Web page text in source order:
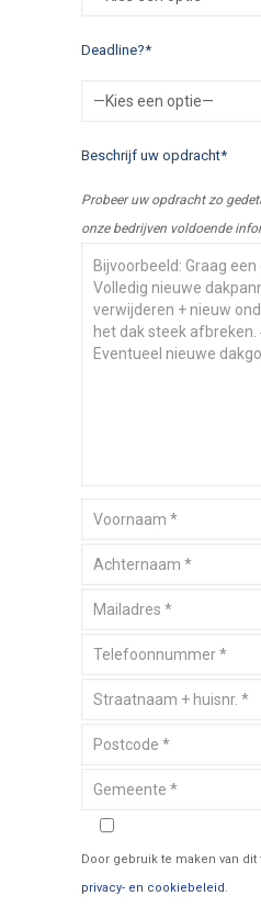
Deadline?*
Beschrijf uw opdracht*
Probeer uw opdracht zo
onze bedrijven voldoende
Door gebruik te maken van
privacy- en cookiebeleid.